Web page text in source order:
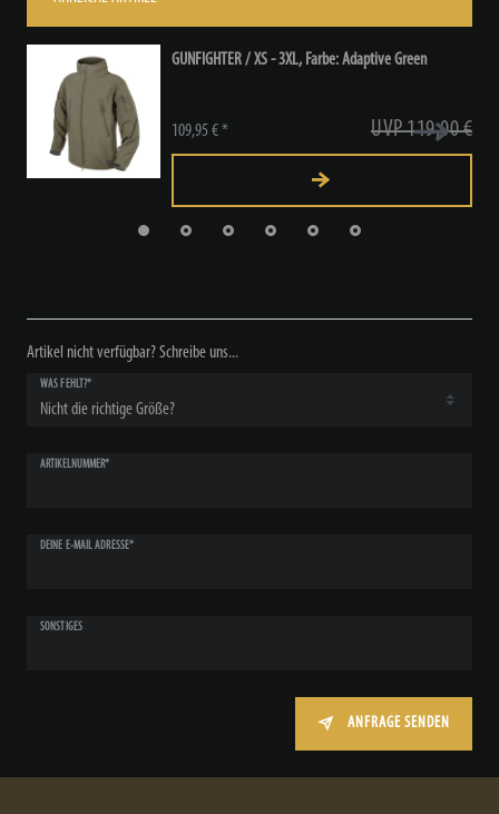
GUNFIGHTER / XS - 3XL, Farbe: Adaptive Green
UVP 119,00 €
109,95 € *
Artikel nicht verfügbar? Schreibe uns...
WAS FEHLT?*
ARTIKELNUMMER*
DEINE E-MAIL ADRESSE*
SONSTIGES
ANFRAGE SENDEN